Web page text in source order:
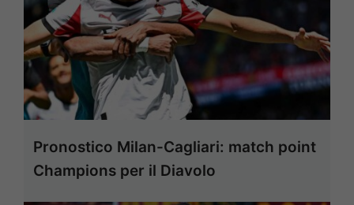
Pronostico Milan-Cagliari: match point
Champions per il Diavolo